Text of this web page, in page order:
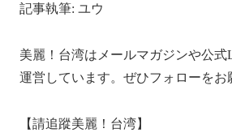
記事執筆: ユウ
美麗！台湾はメールマガジンや公式
運営しています。ぜひフォローをお
【請追蹤美麗！台湾】